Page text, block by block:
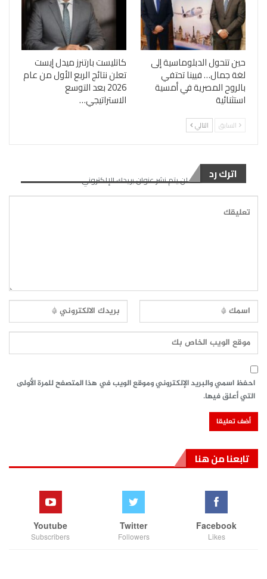
حين تتحول الدبلوماسية إلى
لغة جمال… فيينا تحتفي
بالروح المصرية في أمسية
استثنائية
كاتليست بارتنرز ميدل إيست
تعلن نتائج الربع الأول من عام
2026 بعد التوسع
الاستراتيجي…
السابق التالي
اترك رد لن يتم نشر عنوان بريدك الإلكتروني.
احفظ اسمي والبريد الإلكتروني وموقع الويب في هذا المتصفح للمرة الأولى
التي أعلق فيها.
تابعنا من هنا
Facebook
Likes
Twitter
Followers
Youtube
Subscribers